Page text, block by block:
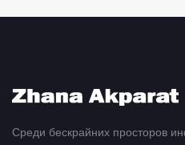
Среди бескрайних просторов